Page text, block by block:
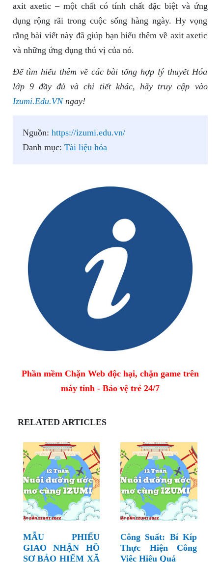
axit axetic – một chất có tính chất đặc biệt và ứng
dụng rộng rãi trong cuộc sống hàng ngày. Hy vọng
rằng bài viết này đã giúp bạn hiểu thêm về axit axetic
và những ứng dụng thú vị của nó.
Để tìm hiểu thêm về các bài tổng hợp lý thuyết Hóa
lớp 9 đầy đủ và chi tiết khác, hãy truy cập vào
Izumi.Edu.VNngay!
Nguồn: https://izumi.edu.vn/
Danh mục: Tài liệu hóa
Phần mềm Chặn Web độc hại, chặn game trên
máy tính - Bảo vệ trẻ 24/7
RELATED ARTICLES
MẪU PHIẾU
GIAO NHẬN HỒ
SƠ BẢO HIỂM XÃ
Công Suất: Bí Kíp
Thực Hiện Công
Việc Hiệu Quả